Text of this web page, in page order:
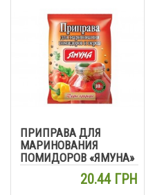
ПРИПРАВА ДЛЯ
МАРИНОВАНИЯ
ПОМИДОРОВ «ЯМУНА»
20.44 ГРН